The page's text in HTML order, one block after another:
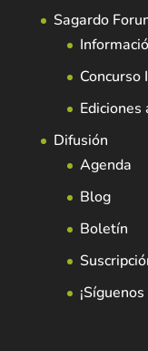
Sagardo
Concurso
Difusión
Agenda
Blog
Boletín